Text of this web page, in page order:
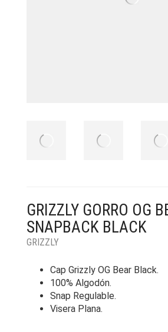
GRIZZLY GORRO OG
SNAPBACK BLACK
GRIZZLY
Cap Grizzly OG Bear Black.
100% Algodón.
Snap Regulable.
Visera Plana.